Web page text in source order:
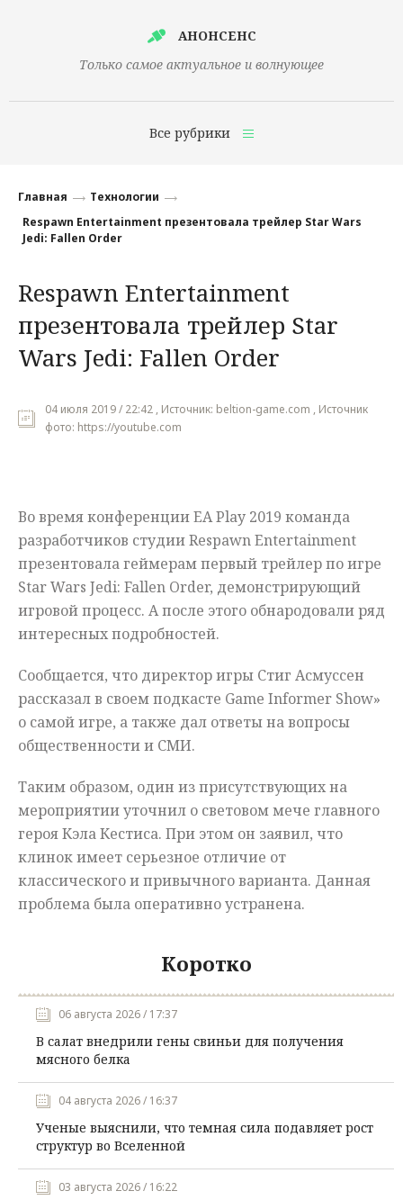
АНОНСЕНС
Только самое актуальное и волнующее
Все рубрики
Финансы
Наука
Культура
Общество
Мнения
Главная
Технологии
Respawn Entertainment презентовала трейлер Star Wars
Jedi: Fallen Order
Respawn Entertainment
презентовала трейлер Star
Wars Jedi: Fallen Order
04 июля 2019 / 22:42 , Источник: beltion-game.com , Источник
фото: https://youtube.com
Во время конференции EA Play 2019 команда
разработчиков студии Respawn Entertainment
презентовала геймерам первый трейлер по игре
Star Wars Jedi: Fallen Order, демонстрирующий
игровой процесс. А после этого обнародовали ряд
интересных подробностей.
Сообщается, что директор игры Стиг Асмуссен
рассказал в своем подкасте Game Informer Show»
о самой игре, а также дал ответы на вопросы
общественности и СМИ.
Таким образом, один из присутствующих на
мероприятии уточнил о световом мече главного
героя Кэла Кестиса. При этом он заявил, что
клинок имеет серьезное отличие от
классического и привычного варианта. Данная
проблема была оперативно устранена.
Коротко
06 августа 2026 / 17:37
В салат внедрили гены свиньи для получения
мясного белка
04 августа 2026 / 16:37
Ученые выяснили, что темная сила подавляет рост
структур во Вселенной
03 августа 2026 / 16:22